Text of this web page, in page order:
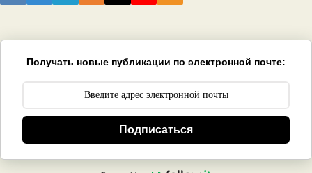
Получать новые публикации по электронной почте:
Подписаться